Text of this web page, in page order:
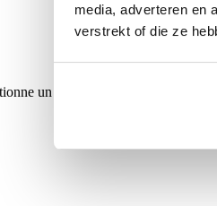
media, adverteren en
verstrekt of die ze